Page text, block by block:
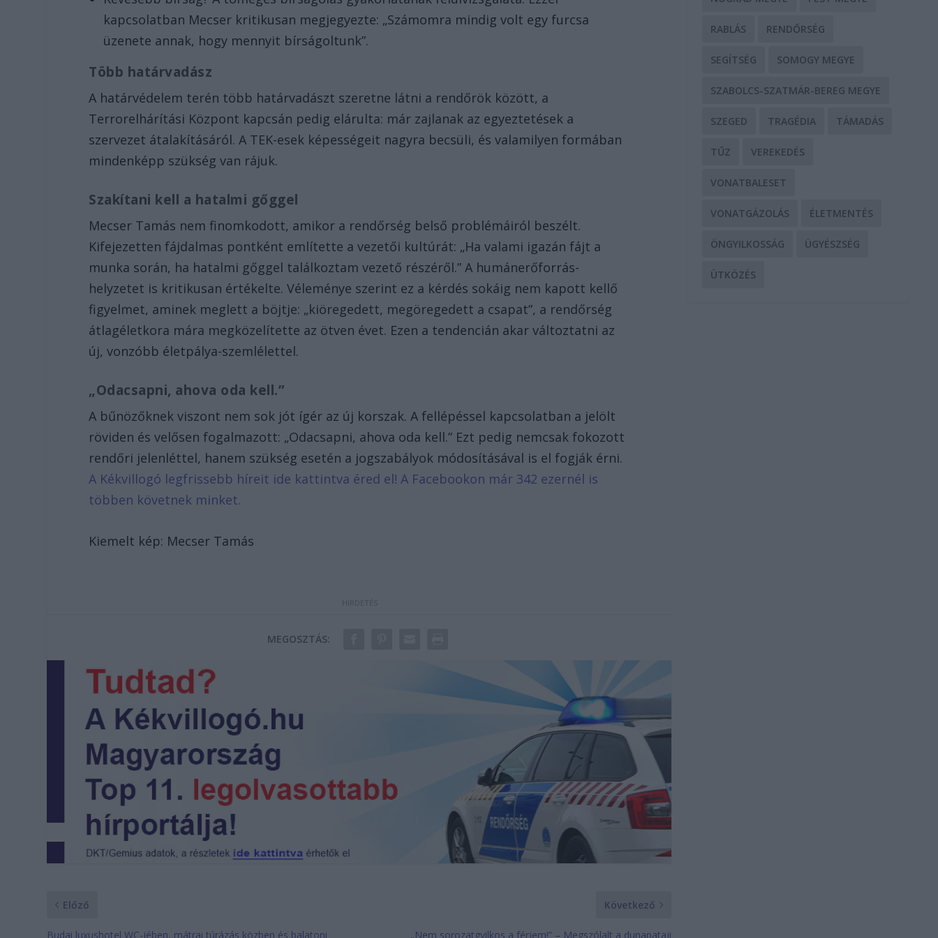
kapcsolatban Mecser kritikusan megjegyezte: „Számomra mindig volt egy furcsa
üzenete annak, hogy mennyit bírságoltunk”.
Több határvadász
A határvédelem terén több határvadászt szeretne látni a rendőrök között, a
Terrorelhárítási Központ kapcsán pedig elárulta: már zajlanak az egyeztetések a
szervezet átalakításáról. A TEK-esek képességeit nagyra becsüli, és valamilyen formában
mindenképp szükség van rájuk.
Szakítani kell a hatalmi gőggel
Mecser Tamás nem finomkodott, amikor a rendőrség belső problémáiról beszélt.
Kifejezetten fájdalmas pontként említette a vezetői kultúrát: „Ha valami igazán fájt a
munka során, ha hatalmi gőggel találkoztam vezető részéről.” A humánerőforrás-
helyzetet is kritikusan értékelte. Véleménye szerint ez a kérdés sokáig nem kapott kellő
figyelmet, aminek meglett a böjtje: „kiöregedett, megöregedett a csapat”, a rendőrség
átlagéletkora mára megközelítette az ötven évet. Ezen a tendencián akar változtatni az
új, vonzóbb életpálya-szemlélettel.
„Odacsapni, ahova oda kell.”
A bűnözőknek viszont nem sok jót ígér az új korszak. A fellépéssel kapcsolatban a jelölt
röviden és velősen fogalmazott: „Odacsapni, ahova oda kell.” Ezt pedig nemcsak fokozott
rendőri jelenléttel, hanem szükség esetén a jogszabályok módosításával is el fogják érni.
A Kékvillogó legfrissebb híreit ide kattintva éred el! A Facebookon már 342 ezernél is
többen követnek minket.
Kiemelt kép: Mecser Tamás
MEGOSZTÁS:
Előző
Budai luxushotel WC-jében, mátrai túrázás közben és balatoni
Következő
„Nem sorozatgyilkos a férjem!” – Megszólalt a dunapataji
RABLÁS RENDŐRSÉG
SEGÍTSÉG SOMOGY MEGYE
SZABOLCS-SZATMÁR-BEREG MEGYE
SZEGED TRAGÉDIA TÁMADÁS
TŰZ VEREKEDÉS
VONATBALESET
VONATGÁZOLÁS ÉLETMENTÉS
ÖNGYILKOSSÁG ÜGYÉSZSÉG
ÜTKÖZÉS